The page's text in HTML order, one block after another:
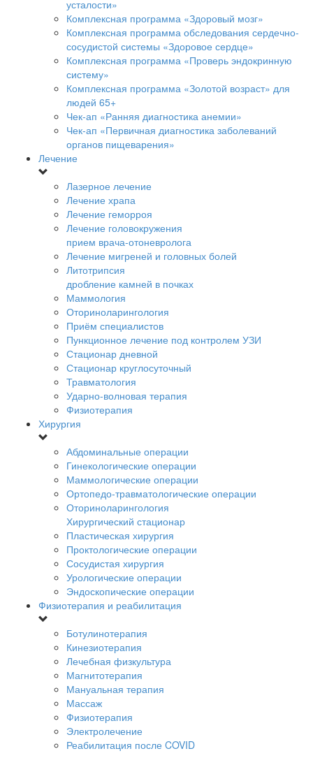
усталости»
Комплексная программа «Здоровый мозг»
Комплексная программа обследования сердечно-
сосудистой системы «Здоровое сердце»
Комплексная программа «Проверь эндокринную
систему»
Комплексная программа «Золотой возраст» для
людей 65+
Чек-ап «Ранняя диагностика анемии»
Чек-ап «Первичная диагностика заболеваний
органов пищеварения»
Лечение
Лазерное лечение
Лечение храпа
Лечение геморроя
Лечение головокружения
прием врача-отоневролога
Лечение мигреней и головных болей
Литотрипсия
дробление камней в почках
Маммология
Оториноларингология
Приём специалистов
Пункционное лечение под контролем УЗИ
Стационар дневной
Стационар круглосуточный
Травматология
Ударно-волновая терапия
Физиотерапия
Хирургия
Абдоминальные операции
Гинекологические операции
Маммологические операции
Ортопедо-травматологические операции
Оториноларингология
Хирургический стационар
Пластическая хирургия
Проктологические операции
Сосудистая хирургия
Урологические операции
Эндоскопические операции
Физиотерапия и реабилитация
Ботулинотерапия
Кинезиотерапия
Лечебная физкультура
Магнитотерапия
Мануальная терапия
Массаж
Физиотерапия
Электролечение
Реабилитация после COVID